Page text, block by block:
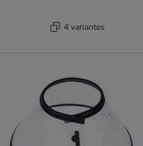
4 variantes